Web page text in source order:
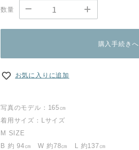
数量
購入手続きへ
お気に入りに追加
写真のモデル：165㎝
着用サイズ：Lサイズ
M SIZE
B 約 94㎝ W 約78㎝ L 約137㎝